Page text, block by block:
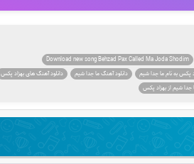
Download new song Behzad Pax Called Ma Joda Shodim
پکس به نام ما جدا شیم دانلود آهنگ ما جدا شیم
دانلود آهنگ های بهزاد پکس
شیم از بهزاد پکس